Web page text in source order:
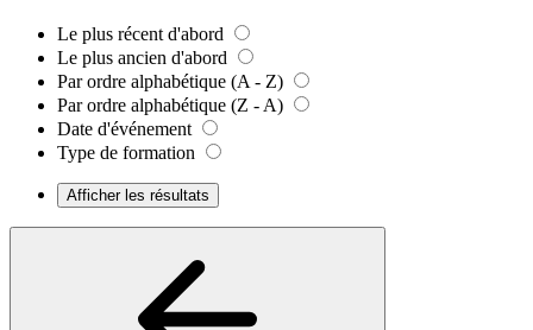
Le plus récent d'abord
Le plus ancien d'abord
Par ordre alphabétique (A - Z)
Par ordre alphabétique (Z - A)
Date d'événement
Type de formation
Afficher les résultats